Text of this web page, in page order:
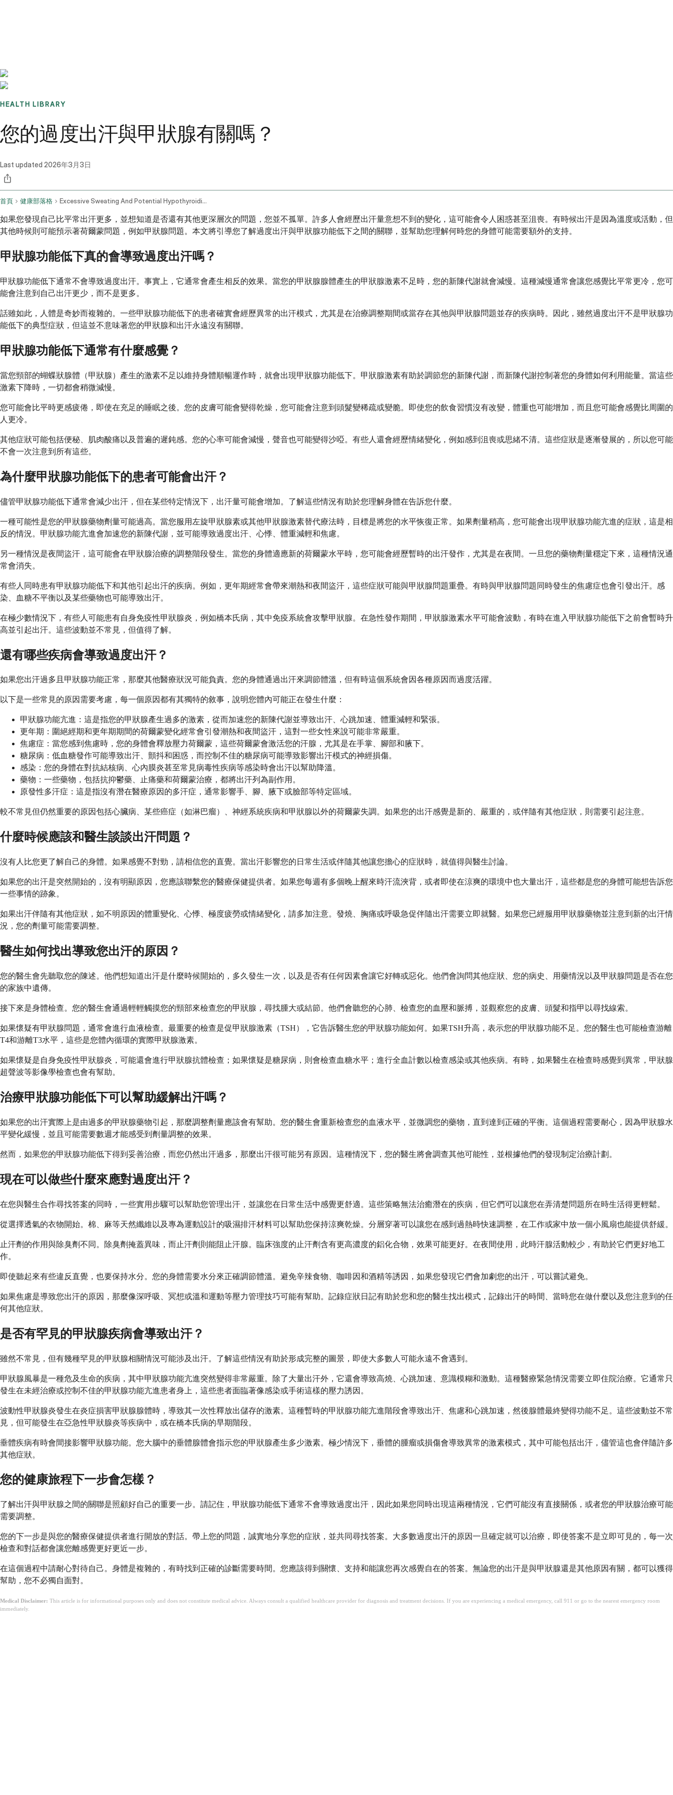
HEALTH LIBRARY
您的過度出汗與甲狀腺有關嗎？
Last updated 2026年3月3日
首頁 健康部落格 Excessive Sweating And Potential Hypothyroidism
如果您發現自己比平常出汗更多，並想知道是否還有其他更深層次的問題，您並不孤單。許多人會經歷出汗量意想不到的變化，這可能會令人困惑甚至沮喪。有時候出汗是因為溫度或活動，但
其他時候則可能預示著荷爾蒙問題，例如甲狀腺問題。本文將引導您了解過度出汗與甲狀腺功能低下之間的關聯，並幫助您理解何時您的身體可能需要額外的支持。
甲狀腺功能低下真的會導致過度出汗嗎？
甲狀腺功能低下通常不會導致過度出汗。事實上，它通常會產生相反的效果。當您的甲狀腺腺體產生的甲狀腺激素不足時，您的新陳代謝就會減慢。這種減慢通常會讓您感覺比平常更冷，您可
能會注意到自己出汗更少，而不是更多。
話雖如此，人體是奇妙而複雜的。一些甲狀腺功能低下的患者確實會經歷異常的出汗模式，尤其是在治療調整期間或當存在其他與甲狀腺問題並存的疾病時。因此，雖然過度出汗不是甲狀腺功
能低下的典型症狀，但這並不意味著您的甲狀腺和出汗永遠沒有關聯。
甲狀腺功能低下通常有什麼感覺？
當您頸部的蝴蝶狀腺體（甲狀腺）產生的激素不足以維持身體順暢運作時，就會出現甲狀腺功能低下。甲狀腺激素有助於調節您的新陳代謝，而新陳代謝控制著您的身體如何利用能量。當這些
激素下降時，一切都會稍微減慢。
您可能會比平時更感疲倦，即使在充足的睡眠之後。您的皮膚可能會變得乾燥，您可能會注意到頭髮變稀疏或變脆。即使您的飲食習慣沒有改變，體重也可能增加，而且您可能會感覺比周圍的
人更冷。
其他症狀可能包括便秘、肌肉酸痛以及普遍的遲鈍感。您的心率可能會減慢，聲音也可能變得沙啞。有些人還會經歷情緒變化，例如感到沮喪或思緒不清。這些症狀是逐漸發展的，所以您可能
不會一次注意到所有這些。
為什麼甲狀腺功能低下的患者可能會出汗？
儘管甲狀腺功能低下通常會減少出汗，但在某些特定情況下，出汗量可能會增加。了解這些情況有助於您理解身體在告訴您什麼。
一種可能性是您的甲狀腺藥物劑量可能過高。當您服用左旋甲狀腺素或其他甲狀腺激素替代療法時，目標是將您的水平恢復正常。如果劑量稍高，您可能會出現甲狀腺功能亢進的症狀，這是相
反的情況。甲狀腺功能亢進會加速您的新陳代謝，並可能導致過度出汗、心悸、體重減輕和焦慮。
另一種情況是夜間盜汗，這可能會在甲狀腺治療的調整階段發生。當您的身體適應新的荷爾蒙水平時，您可能會經歷暫時的出汗發作，尤其是在夜間。一旦您的藥物劑量穩定下來，這種情況通
常會消失。
有些人同時患有甲狀腺功能低下和其他引起出汗的疾病。例如，更年期經常會帶來潮熱和夜間盜汗，這些症狀可能與甲狀腺問題重疊。有時與甲狀腺問題同時發生的焦慮症也會引發出汗。感
染、血糖不平衡以及某些藥物也可能導致出汗。
在極少數情況下，有些人可能患有自身免疫性甲狀腺炎，例如橋本氏病，其中免疫系統會攻擊甲狀腺。在急性發作期間，甲狀腺激素水平可能會波動，有時在進入甲狀腺功能低下之前會暫時升
高並引起出汗。這些波動並不常見，但值得了解。
還有哪些疾病會導致過度出汗？
如果您出汗過多且甲狀腺功能正常，那麼其他醫療狀況可能負責。您的身體通過出汗來調節體溫，但有時這個系統會因各種原因而過度活躍。
以下是一些常見的原因需要考慮，每一個原因都有其獨特的敘事，說明您體內可能正在發生什麼：
甲狀腺功能亢進：這是指您的甲狀腺產生過多的激素，從而加速您的新陳代謝並導致出汗、心跳加速、體重減輕和緊張。
更年期：圍絕經期和更年期期間的荷爾蒙變化經常會引發潮熱和夜間盜汗，這對一些女性來說可能非常嚴重。
焦慮症：當您感到焦慮時，您的身體會釋放壓力荷爾蒙，這些荷爾蒙會激活您的汗腺，尤其是在手掌、腳部和腋下。
糖尿病：低血糖發作可能導致出汗、顫抖和困惑，而控制不佳的糖尿病可能導致影響出汗模式的神經損傷。
感染：您的身體在對抗結核病、心內膜炎甚至常見病毒性疾病等感染時會出汗以幫助降溫。
藥物：一些藥物，包括抗抑鬱藥、止痛藥和荷爾蒙治療，都將出汗列為副作用。
原發性多汗症：這是指沒有潛在醫療原因的多汗症，通常影響手、腳、腋下或臉部等特定區域。
較不常見但仍然重要的原因包括心臟病、某些癌症（如淋巴瘤）、神經系統疾病和甲狀腺以外的荷爾蒙失調。如果您的出汗感覺是新的、嚴重的，或伴隨有其他症狀，則需要引起注意。
什麼時候應該和醫生談談出汗問題？
沒有人比您更了解自己的身體。如果感覺不對勁，請相信您的直覺。當出汗影響您的日常生活或伴隨其他讓您擔心的症狀時，就值得與醫生討論。
如果您的出汗是突然開始的，沒有明顯原因，您應該聯繫您的醫療保健提供者。如果您每週有多個晚上醒來時汗流浹背，或者即使在涼爽的環境中也大量出汗，這些都是您的身體可能想告訴您
一些事情的跡象。
如果出汗伴隨有其他症狀，如不明原因的體重變化、心悸、極度疲勞或情緒變化，請多加注意。發燒、胸痛或呼吸急促伴隨出汗需要立即就醫。如果您已經服用甲狀腺藥物並注意到新的出汗情
況，您的劑量可能需要調整。
醫生如何找出導致您出汗的原因？
您的醫生會先聽取您的陳述。他們想知道出汗是什麼時候開始的，多久發生一次，以及是否有任何因素會讓它好轉或惡化。他們會詢問其他症狀、您的病史、用藥情況以及甲狀腺問題是否在您
的家族中遺傳。
接下來是身體檢查。您的醫生會通過輕輕觸摸您的頸部來檢查您的甲狀腺，尋找腫大或結節。他們會聽您的心肺、檢查您的血壓和脈搏，並觀察您的皮膚、頭髮和指甲以尋找線索。
如果懷疑有甲狀腺問題，通常會進行血液檢查。最重要的檢查是促甲狀腺激素（TSH），它告訴醫生您的甲狀腺功能如何。如果TSH升高，表示您的甲狀腺功能不足。您的醫生也可能檢查游離
T4和游離T3水平，這些是您體內循環的實際甲狀腺激素。
如果懷疑是自身免疫性甲狀腺炎，可能還會進行甲狀腺抗體檢查；如果懷疑是糖尿病，則會檢查血糖水平；進行全血計數以檢查感染或其他疾病。有時，如果醫生在檢查時感覺到異常，甲狀腺
超聲波等影像學檢查也會有幫助。
治療甲狀腺功能低下可以幫助緩解出汗嗎？
如果您的出汗實際上是由過多的甲狀腺藥物引起，那麼調整劑量應該會有幫助。您的醫生會重新檢查您的血液水平，並微調您的藥物，直到達到正確的平衡。這個過程需要耐心，因為甲狀腺水
平變化緩慢，並且可能需要數週才能感受到劑量調整的效果。
然而，如果您的甲狀腺功能低下得到妥善治療，而您仍然出汗過多，那麼出汗很可能另有原因。這種情況下，您的醫生將會調查其他可能性，並根據他們的發現制定治療計劃。
現在可以做些什麼來應對過度出汗？
在您與醫生合作尋找答案的同時，一些實用步驟可以幫助您管理出汗，並讓您在日常生活中感覺更舒適。這些策略無法治癒潛在的疾病，但它們可以讓您在弄清楚問題所在時生活得更輕鬆。
從選擇透氣的衣物開始。棉、麻等天然纖維以及專為運動設計的吸濕排汗材料可以幫助您保持涼爽乾燥。分層穿著可以讓您在感到過熱時快速調整，在工作或家中放一個小風扇也能提供舒緩。
止汗劑的作用與除臭劑不同。除臭劑掩蓋異味，而止汗劑則能阻止汗腺。臨床強度的止汗劑含有更高濃度的鋁化合物，效果可能更好。在夜間使用，此時汗腺活動較少，有助於它們更好地工
作。
即使聽起來有些違反直覺，也要保持水分。您的身體需要水分來正確調節體溫。避免辛辣食物、咖啡因和酒精等誘因，如果您發現它們會加劇您的出汗，可以嘗試避免。
如果焦慮是導致您出汗的原因，那麼像深呼吸、冥想或溫和運動等壓力管理技巧可能有幫助。記錄症狀日記有助於您和您的醫生找出模式，記錄出汗的時間、當時您在做什麼以及您注意到的任
何其他症狀。
是否有罕見的甲狀腺疾病會導致出汗？
雖然不常見，但有幾種罕見的甲狀腺相關情況可能涉及出汗。了解這些情況有助於形成完整的圖景，即使大多數人可能永遠不會遇到。
甲狀腺風暴是一種危及生命的疾病，其中甲狀腺功能亢進突然變得非常嚴重。除了大量出汗外，它還會導致高燒、心跳加速、意識模糊和激動。這種醫療緊急情況需要立即住院治療。它通常只
發生在未經治療或控制不佳的甲狀腺功能亢進患者身上，這些患者面臨著像感染或手術這樣的壓力誘因。
波動性甲狀腺炎發生在炎症損害甲狀腺腺體時，導致其一次性釋放出儲存的激素。這種暫時的甲狀腺功能亢進階段會導致出汗、焦慮和心跳加速，然後腺體最終變得功能不足。這些波動並不常
見，但可能發生在亞急性甲狀腺炎等疾病中，或在橋本氏病的早期階段。
垂體疾病有時會間接影響甲狀腺功能。您大腦中的垂體腺體會指示您的甲狀腺產生多少激素。極少情況下，垂體的腫瘤或損傷會導致異常的激素模式，其中可能包括出汗，儘管這也會伴隨許多
其他症狀。
您的健康旅程下一步會怎樣？
了解出汗與甲狀腺之間的關聯是照顧好自己的重要一步。請記住，甲狀腺功能低下通常不會導致過度出汗，因此如果您同時出現這兩種情況，它們可能沒有直接關係，或者您的甲狀腺治療可能
需要調整。
您的下一步是與您的醫療保健提供者進行開放的對話。帶上您的問題，誠實地分享您的症狀，並共同尋找答案。大多數過度出汗的原因一旦確定就可以治療，即使答案不是立即可見的，每一次
檢查和對話都會讓您離感覺更好更近一步。
在這個過程中請耐心對待自己。身體是複雜的，有時找到正確的診斷需要時間。您應該得到關懷、支持和能讓您再次感覺自在的答案。無論您的出汗是與甲狀腺還是其他原因有關，都可以獲得
幫助，您不必獨自面對。
Medical Disclaimer: This article is for informational purposes only and does not constitute medical advice. Always consult a qualified healthcare provider for diagnosis and treatment decisions. If you are experiencing a medical emergency, call 911 or go to the nearest emergency room
immediately.